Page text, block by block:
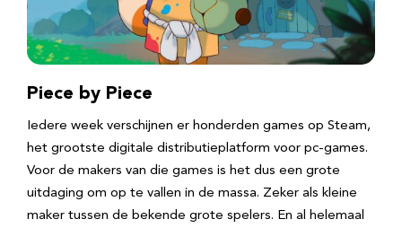
Piece by Piece
Iedere week verschijnen er honderden games op Steam,
het grootste digitale distributieplatform voor pc-games.
Voor de makers van die games is het dus een grote
uitdaging om op te vallen in de massa. Zeker als kleine
maker tussen de bekende grote spelers. En al helemaal